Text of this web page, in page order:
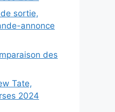
sortie,
annonce
des
Tate,
2024